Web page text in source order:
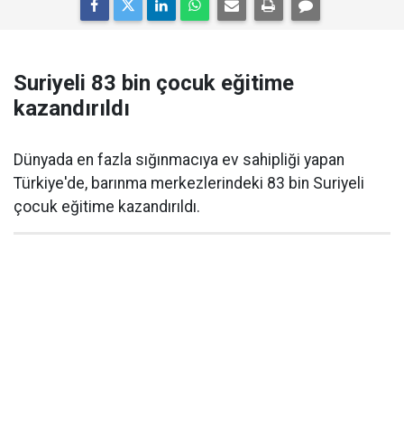
Suriyeli 83 bin çocuk eğitime
kazandırıldı
Dünyada en fazla sığınmacıya ev sahipliği yapan
Türkiye'de, barınma merkezlerindeki 83 bin Suriyeli
çocuk eğitime kazandırıldı.